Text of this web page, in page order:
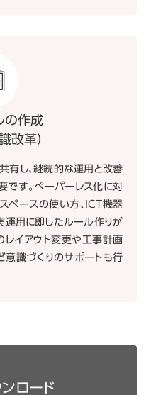
の作成
改革）
有し、継続的な運用と改善
です。ペーパーレス化に対
ペースの使い方、ICT機器
運用に即したルール作りが
イアウト変更や工事計画
意識づくりのサポートも行
ロード